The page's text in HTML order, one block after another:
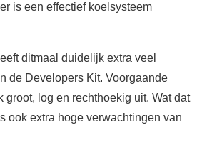
is een effectief koelsysteem
ditmaal duidelijk extra veel
de Developers Kit. Voorgaande
groot, log en rechthoekig uit. Wat dat
ook extra hoge verwachtingen van